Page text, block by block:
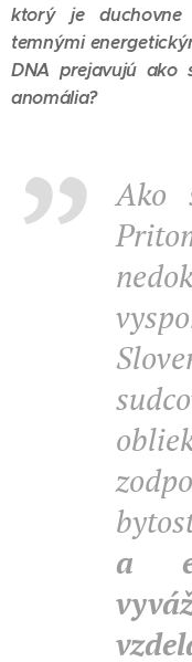
ktorý je duchovne
temnými
DNA prejavujú ako
anomália?
Ako
a